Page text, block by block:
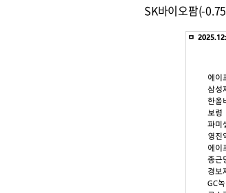
SK바이오팜(-